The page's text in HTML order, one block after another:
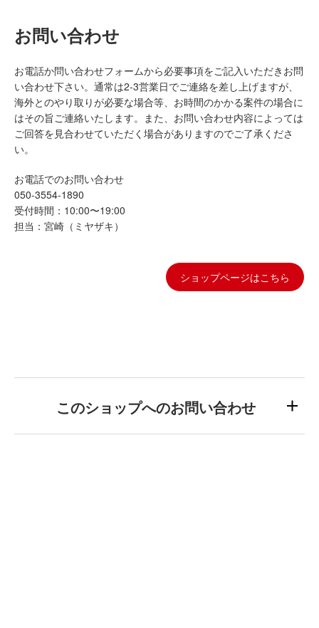
お問い合わせ
お電話か問い合わせフォームから必要事項をご記入いただきお問
い合わせ下さい。通常は2-3営業日でご連絡を差し上げますが、
海外とのやり取りが必要な場合等、お時間のかかる案件の場合に
はその旨ご連絡いたします。また、お問い合わせ内容によっては
ご回答を見合わせていただく場合がありますのでご了承くださ
い。
お電話でのお問い合わせ
050-3554-1890
受付時間：10:00〜19:00
担当：宮崎（ミヤザキ）
ショップページはこちら
このショップへのお問い合わせ